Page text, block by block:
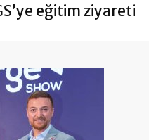
eğitim ziyareti